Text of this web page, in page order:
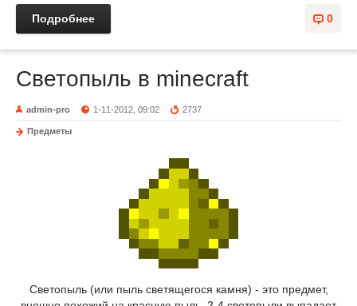
0
Подробнее
Светопыль в minecraft
admin-pro 1-11-2012, 09:02 2737
Предметы
Светопыль (или пыль светящегося камня) - это предмет,